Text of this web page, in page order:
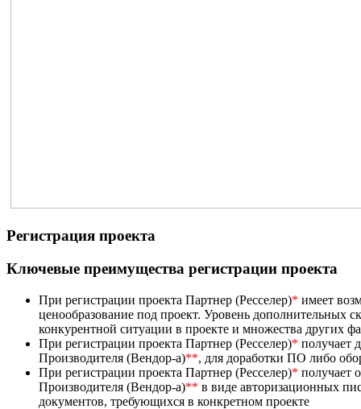
Регистрация проекта
Ключевые преимущества регистрации проекта
При регистрации проекта Партнер (Ресселер)* имеет
ценообразование под проект. Уровень дополнительных
конкурентной ситуации в проекте и множества других
При регистрации проекта Партнер (Ресселер)* получает
Производителя (Вендор-а)**, для доработки ПО либо
При регистрации проекта Партнер (Ресселер)* получает
Производителя (Вендор-а)** в виде авторизационных
документов, требующихся в конкретном проекте